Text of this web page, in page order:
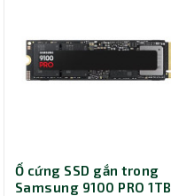
Ổ cứng SSD gắn trong
Samsung 9100 PRO 1TB